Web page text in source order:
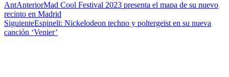
AntAnteriorMad Cool Festival 2023 presenta el mapa de su nuevo
recinto en Madrid
SiguienteEspineli: Nickelodeon techno y poltergeist en su nueva
canción ‘Venier’